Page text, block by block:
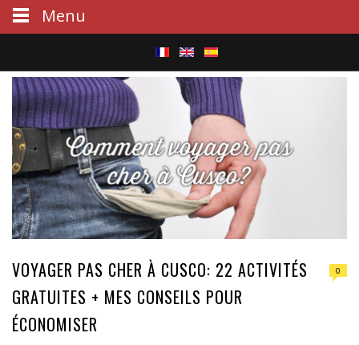
S
r
c
h
VOYAGER PAS CHER À CUSCO: 22 ACTIVITÉS
GRATUITES + MES CONSEILS POUR
ÉCONOMISER
0
Menu